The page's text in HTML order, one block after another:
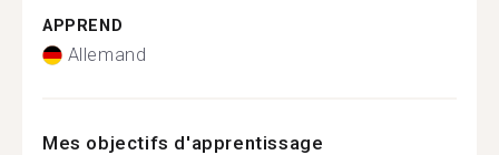
APPREND
Allemand
Mes objectifs d'apprentissage